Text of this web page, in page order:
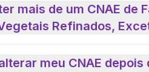
mais de um CNAE de
Refinados,
meu CNAE depois